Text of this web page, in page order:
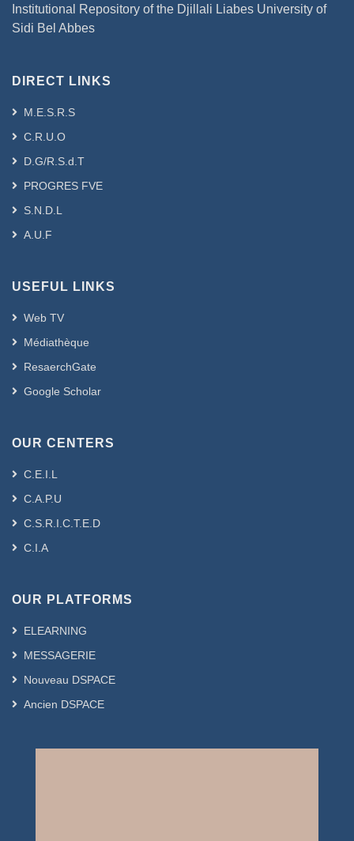
Institutional Repository of the Djillali Liabes University of
Sidi Bel Abbes
DIRECT LINKS
M.E.S.R.S
C.R.U.O
D.G/R.S.d.T
PROGRES FVE
S.N.D.L
A.U.F
USEFUL LINKS
Web TV
Médiathèque
ResaerchGate
Google Scholar
OUR CENTERS
C.E.I.L
C.A.P.U
C.S.R.I.C.T.E.D
C.I.A
OUR PLATFORMS
ELEARNING
MESSAGERIE
Nouveau DSPACE
Ancien DSPACE